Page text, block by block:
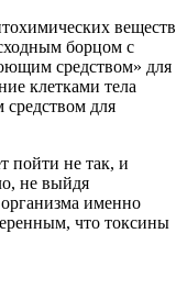
веществ
борцом с
средством» для
клетками тела
средством для
пойти не так, и
не выйдя
именно
что токсины